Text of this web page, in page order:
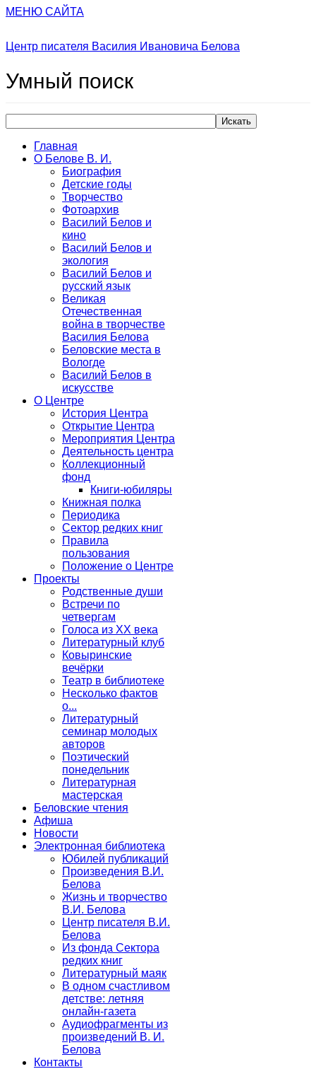
МЕНЮ САЙТА
Центр писателя Василия Ивановича Белова
Умный поиск
Искать
Главная
О Белове В. И.
Биография
Детские годы
Творчество
Фотоархив
Василий Белов и
кино
Василий Белов и
экология
Василий Белов и
русский язык
Великая
Отечественная
война в творчестве
Василия Белова
Беловские места в
Вологде
Василий Белов в
искусстве
О Центре
История Центра
Открытие Центра
Мероприятия Центра
Деятельность центра
Коллекционный
фонд
Книги-юбиляры
Книжная полка
Периодика
Сектор редких книг
Правила
пользования
Положение о Центре
Проекты
Родственные души
Встречи по
четвергам
Голоса из ХХ века
Литературный клуб
Ковыринские
вечёрки
Театр в библиотеке
Несколько фактов
о...
Литературный
семинар молодых
авторов
Поэтический
понедельник
Литературная
мастерская
Беловские чтения
Афиша
Новости
Электронная библиотека
Юбилей публикаций
Произведения В.И.
Белова
Жизнь и творчество
В.И. Белова
Центр писателя В.И.
Белова
Из фонда Сектора
редких книг
Литературный маяк
В одном счастливом
детстве: летняя
онлайн-газета
Аудиофрагменты из
произведений В. И.
Белова
Контакты